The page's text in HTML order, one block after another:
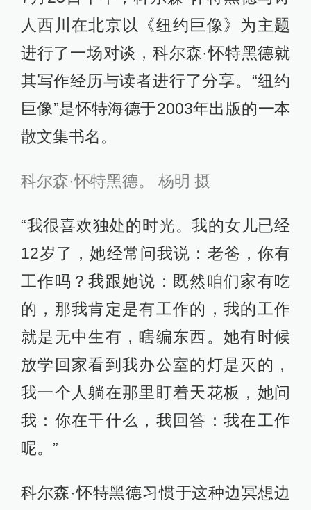
人西川在北京以《纽约巨像》为主题
进行了一场对谈，科尔森·怀特黑德就
其写作经历与读者进行了分享。“纽约
巨像”是怀特海德于2003年出版的一本
散文集书名。
科尔森·怀特黑德。 杨明 摄
“我很喜欢独处的时光。我的女儿已经
12岁了，她经常问我说：老爸，你有
工作吗？我跟她说：既然咱们家有吃
的，那我肯定是有工作的，我的工作
就是无中生有，瞎编东西。她有时候
放学回家看到我办公室的灯是灭的，
我一个人躺在那里盯着天花板，她问
我：你在干什么，我回答：我在工作
呢。”
科尔森·怀特黑德习惯于这种边冥想边